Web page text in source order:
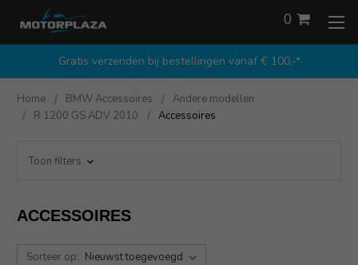
Gratis verzenden bij bestellingen vanaf € 100,-*
0
Home BMW Accessoires
Andere modellen
R 1200 GS ADV 2010
Accessoires
Toon filters
ACCESSOIRES
Sorteer op: